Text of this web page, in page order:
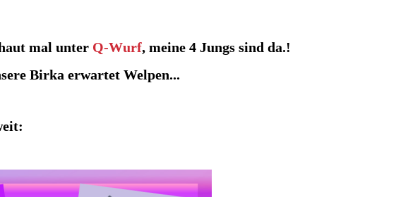
mal unter Q-Wurf, meine 4 Jungs sind da.!
Birka erwartet Welpen...